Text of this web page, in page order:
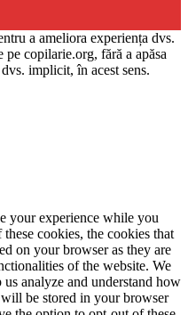
a ameliora experiența dvs.
copilarie.org, fără a apăsa
implicit, în acest sens.
your experience while you
cookies, the cookies that
on your browser as they are
of the website. We
analyze and understand how
be stored in your browser